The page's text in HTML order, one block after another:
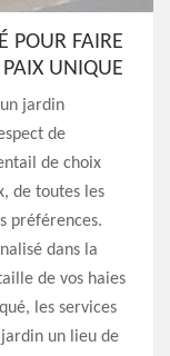
POUR FAIRE
UNIQUE
jardin
de
de choix
de toutes les
préférences.
dans la
de vos haies
les services
un lieu de